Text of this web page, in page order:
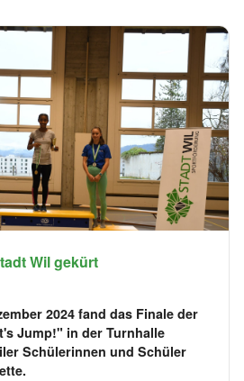
Wil gekürt
2024 fand das Finale der
Jump!" in der Turnhalle
Schülerinnen und Schüler